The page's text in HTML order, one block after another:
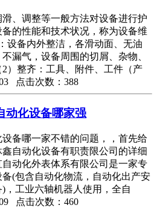
、调整等一般方法对设备进行护
的性能和技术状况，称为设备维
设备内外整洁，各滑动面、无油
漏气，设备周围的切屑、杂物、
）整齐：工具、附件、工件（产
点击次数：388
动化设备哪家强
哪一家不错的问题，，首先给
自动化设备有职责限公司的详细
化外表体系有限公司是一家专
(包含自动化物流，自动化出产安
，工业六轴机器人使用，全自
点击次数：460